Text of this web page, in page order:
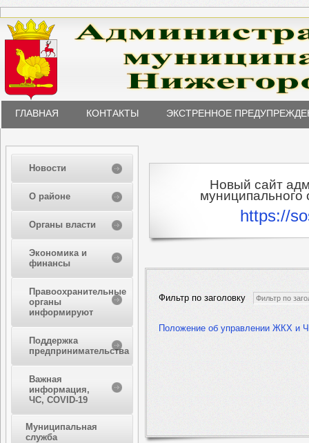
ГЛАВНАЯ КОНТАКТЫ ЭКСТРЕННОЕ
Новости
О районе
Органы власти
Экономика и
финансы
Правоохранительные
органы
информируют
Поддержка
предпринимательства
Важная
информация,
ЧС, COVID-19
Муниципальная
служба
Новый сайт
муниципального
https://
Фильтр по заголовку
Положение об управлении ЖКХ и